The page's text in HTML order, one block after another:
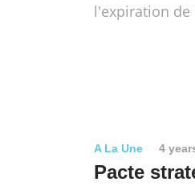
l'expiration
A La Une 4
Pacte